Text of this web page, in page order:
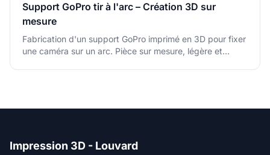
Support GoPro tir à l'arc – Création 3D sur
mesure
Fabrication d'un support GoPro imprimé en 3D pour fixer
une caméra sur un arc. Pièce sur mesure, légère et
Impression 3D - Louvard